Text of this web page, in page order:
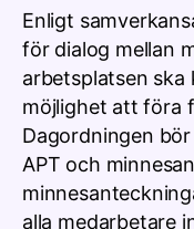
Enligt
för dialog mellan
arbetsplatsen ska
möjlighet att föra
Dagordningen
APT och
alla medarbetare